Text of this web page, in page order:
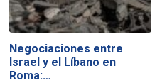
Negociaciones entre
Israel y el Líbano en
Roma:…